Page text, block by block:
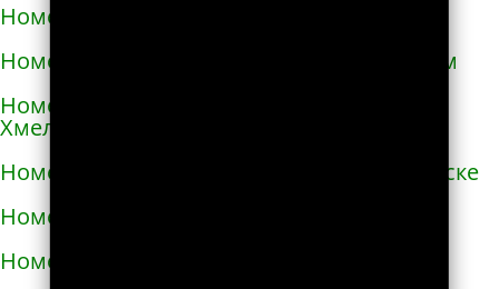
Номера телефонов такси в Первомайске
Номера телефонов такси в Первомайском
Номера телефонов такси в Переяславе-
Хмельницком
Номера телефонов такси в Першотравенске
Номера телефонов такси в Пирятине
Номера телефонов такси в Подгородном